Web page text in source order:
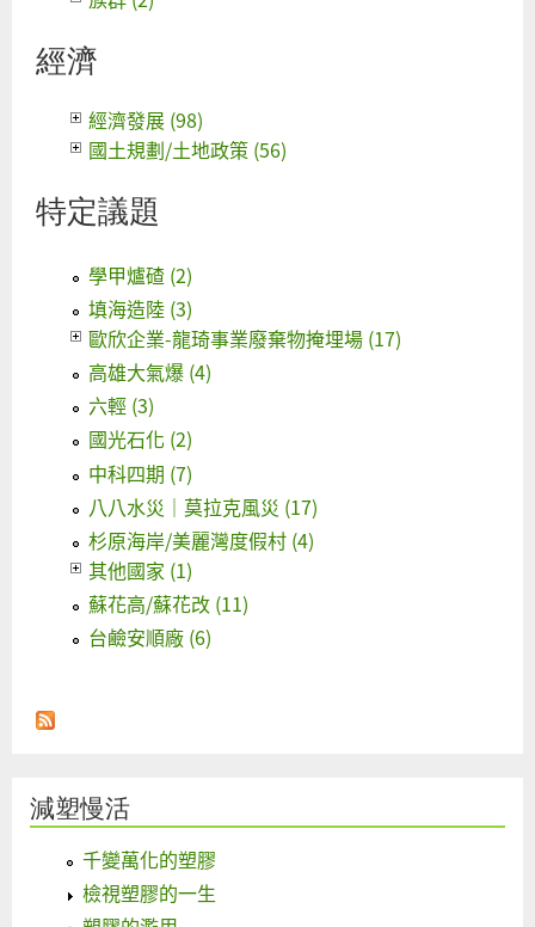
經濟
經濟發展 (98)
國土規劃/土地政策 (56)
特定議題
學甲爐碴 (2)
填海造陸 (3)
歐欣企業-龍琦事業廢棄物掩埋場 (17)
高雄大氣爆 (4)
六輕 (3)
國光石化 (2)
中科四期 (7)
八八水災｜莫拉克風災 (17)
杉原海岸/美麗灣度假村 (4)
其他國家 (1)
蘇花高/蘇花改 (11)
台鹼安順廠 (6)
減塑慢活
千變萬化的塑膠
檢視塑膠的一生